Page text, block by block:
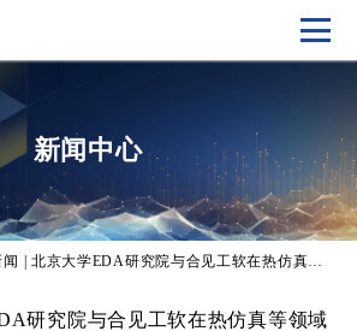
新闻中心
| 北京大学EDA研究院与合见工软在热仿真等领域开展联合研究
研究院与合见工软在热仿真等领域